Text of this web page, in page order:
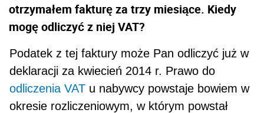
otrzymałem fakturę za trzy miesiące. Kiedy
mogę odliczyć z niej VAT?
Podatek z tej faktury może Pan odliczyć już w
deklaracji za kwiecień 2014 r. Prawo do
odliczenia VAT u na­bywcy powstaje bowiem w
okresie rozliczeniowym, w którym powstał